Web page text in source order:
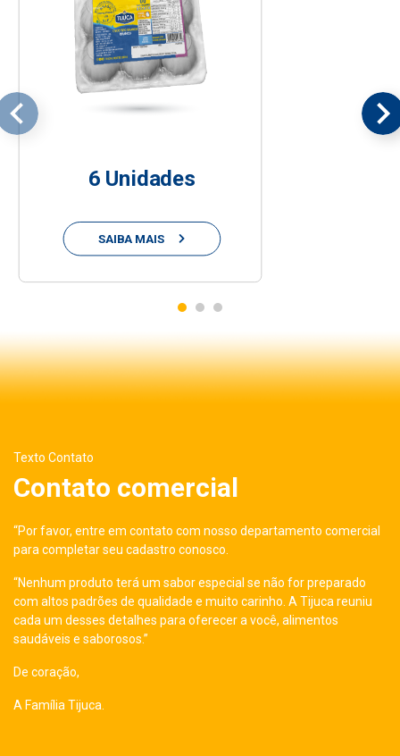
6 Unidades
SAIBA MAIS
Texto Contato
Contato comercial
“Por favor, entre em contato com nosso departamento comercial
para completar seu cadastro conosco.
“Nenhum produto terá um sabor especial se não for preparado
com altos padrões de qualidade e muito carinho. A Tijuca reuniu
cada um desses detalhes para oferecer a você, alimentos
saudáveis e saborosos.”
De coração,
A Família Tijuca.